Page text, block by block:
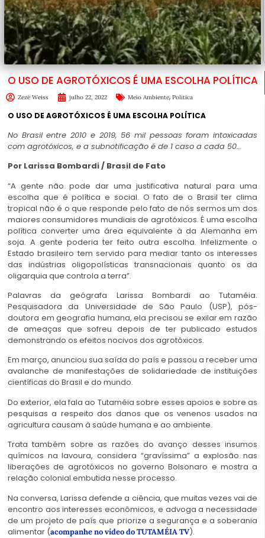
O USO DE AGROTÓXICOS É UMA ESCOLHA POLÍTICA
Zezé Weiss julho 22, 2022 Meio Ambiente, Política
O USO DE AGROTÓXICOS É UMA ESCOLHA POLÍTICA
No Brasil entre 2010 e 2019, 56 mil pessoas foram intoxicadas
com agrotóxicos, e a subnotificação é de 1 caso a cada 50…
Por Larissa Bombardi / Brasil de Fato
“A gente não pode dar uma justificativa natural para uma
escolha que é política e social. O fato de o Brasil ter clima
tropical não é o que responde pelo fato de nós sermos um dos
maiores consumidores mundiais de agrotóxicos. É uma escolha
política converter uma área equivalente à da Alemanha em
soja. A gente poderia ter feito outra escolha. Infelizmente o
Estado brasileiro tem servido para mediar tanto os interesses
das indústrias oligopolísticas transnacionais quanto os da
oligarquia que controla a terra”.
Palavras da geógrafa Larissa Bombardi ao Tutaméia.
Pesquisadora da Universidade de São Paulo (USP), pós-
doutora em geografia humana, ela precisou se exilar em razão
de ameaças que sofreu depois de ter publicado estudos
demonstrando os efeitos nocivos dos agrotóxicos.
Em março, anunciou sua saída do país e passou a receber uma
avalanche de manifestações de solidariedade de instituições
científicas do Brasil e do mundo.
Do exterior, ela fala ao Tutaméia sobre esses apoios e sobre as
pesquisas a respeito dos danos que os venenos usados na
agricultura causam à saúde humana e ao ambiente.
Trata também sobre as razões do avanço desses insumos
químicos na lavoura, considera “gravíssima” a explosão nas
liberações de agrotóxicos no governo Bolsonaro e mostra a
relação colonial embutida nesse processo.
Na conversa, Larissa defende a ciência, que muitas vezes vai de
encontro aos interesses econômicos, e advoga a necessidade
de um projeto de país que priorize a segurança e a soberania
alimentar (acompanhe no vídeo do TUTAMÉIA TV).